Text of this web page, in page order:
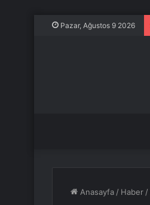
Pazar, Ağustos 9 2026
Anasayfa / Haber /